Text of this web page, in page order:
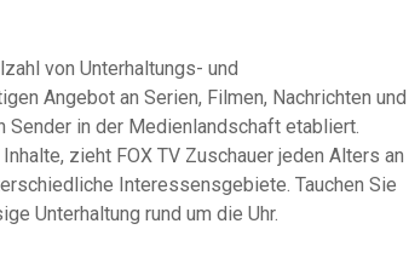
von Unterhaltungs- und
Angebot an Serien, Filmen, Nachrichten und
Sender in der Medienlandschaft etabliert.
zieht FOX TV Zuschauer jeden Alters an
Interessensgebiete. Tauchen Sie
Unterhaltung rund um die Uhr.